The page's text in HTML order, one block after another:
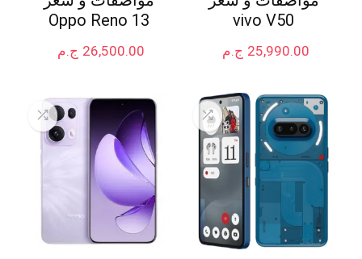
vivo V50
ج.م 25,990.00
Oppo Reno 13
ج.م 26,500.00